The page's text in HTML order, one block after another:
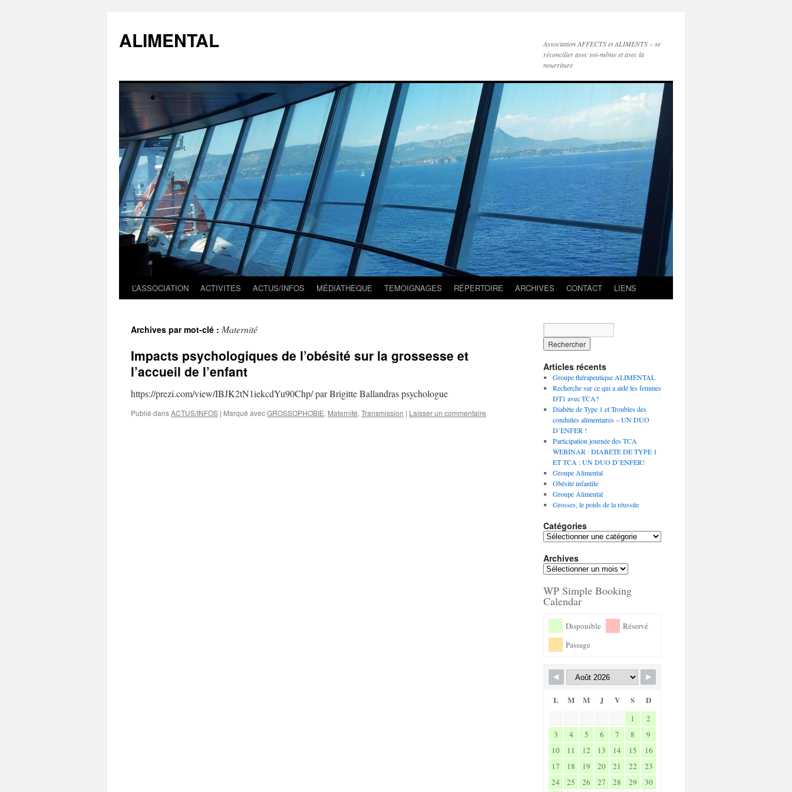
ALIMENTAL
Association AFFECTS et ALIMENTS – se
réconcilier avec soi-même et avec la
nourriture
L’ASSOCIATION ACTIVITES ACTUS/INFOS MÉDIATHÈQUE TEMOIGNAGES RÉPERTOIRE ARCHIVES CONTACT LIENS
Archives par mot-clé : Maternité
Impacts psychologiques de l’obésité sur la grossesse et
l’accueil de l’enfant
https://prezi.com/view/IBJK2tN1iekcdYu90Chp/ par Brigitte Ballandras psychologue
Publié dansACTUS/INFOS | Marqué avecGROSSOPHOBIE, Maternité, Transmission | Laisser un commentaire
Articles récents
Groupe thérapeutique ALIMENTAL
Recherche sur ce qui a aidé les femmes
DT1 avec TCA?
Diabète de Type 1 et Troubles des
conduites alimentaires – UN DUO
D’ENFER !
Participation journée des TCA
WEBINAR : DIABETE DE TYPE 1
ET TCA : UN DUO D’ENFER!
Groupe Alimental
Obésité infantile
Groupe Alimental
Grosses, le poids de la réussite
Catégories
Archives
WP Simple Booking
Calendar
Disponible
Réservé
Passage
L M M J V S D
1
2
3
4 5 6 7 8
9
10
11 12 13 14 15
16
17
18 19 20 21 22
23
24
25 26 27 28 29 30